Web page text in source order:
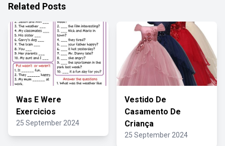
Related Posts
Was E Were
Exercicios
25 September 2024
Vestido De
Casamento De
Criança
25 September 2024